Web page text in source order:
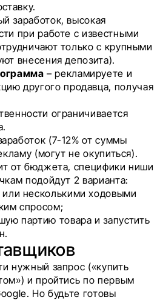
заработок, высокая
при работе с известными
только с крупными
внесения депозита).
– рекламируете и
другого продавца, получая
ограничивается
(7-12% от суммы
(могут не окупиться).
от бюджета, специфики ниши
подойдут 2 варианта:
или несколькими ходовыми
спросом;
партию товара и запустить
нужный запрос («купить
и пройтись по первым
Но будьте готовы